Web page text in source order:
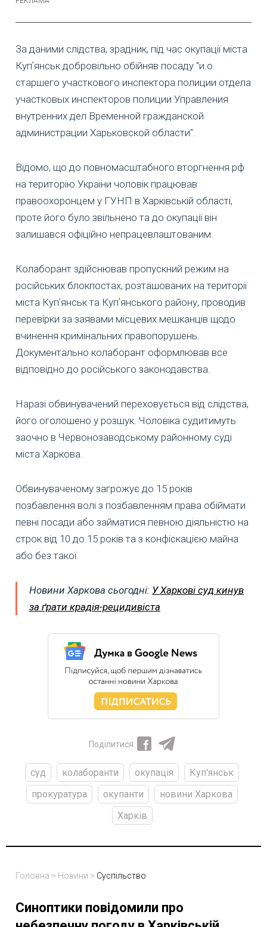
За даними слідства, зрадник, під час окупації міста
Купʼянськ добровільно обійняв посаду "и.о.
старшего участкового инспектора полиции отдела
участковых инспекторов полиции Управления
внутренних дел Временной гражданской
администрации Харьковской области".
Відомо, що до повномасштабного вторгнення рф
на територію України чоловік працював
правоохоронцем у ГУНП в Харківській області,
проте його було звільнено та до окупації він
залишався офіційно непрацевлаштованим.
Колаборант здійснював пропускний режим на
російських блокпостах, розташованих на території
міста Купʼянськ та Купʼянського району, проводив
перевірки за заявами місцевих мешканців щодо
вчинення кримінальних правопорушень.
Документально колаборант оформлював все
відповідно до російського законодавства.
Наразі обвинувачений переховується від слідства,
його оголошено у розшук. Чоловіка судитимуть
заочно в Червонозаводському районному суді
міста Харкова.
Обвинуваченому загрожує до 15 років
позбавлення волі з позбавленням права обіймати
певні посади або займатися певною діяльністю на
строк від 10 до 15 років та з конфіскацією майна
або без такої.
Новини Харкова сьогодні: У Харкові суд кинув
за ґрати крадія-рецидивіста
Поділитися
суд колаборанти окупація
Куп'янськ
прокуратура
окупанти
новини Харкова
Харків
Головна > Новини > Суспільство
Синоптики повідомили про